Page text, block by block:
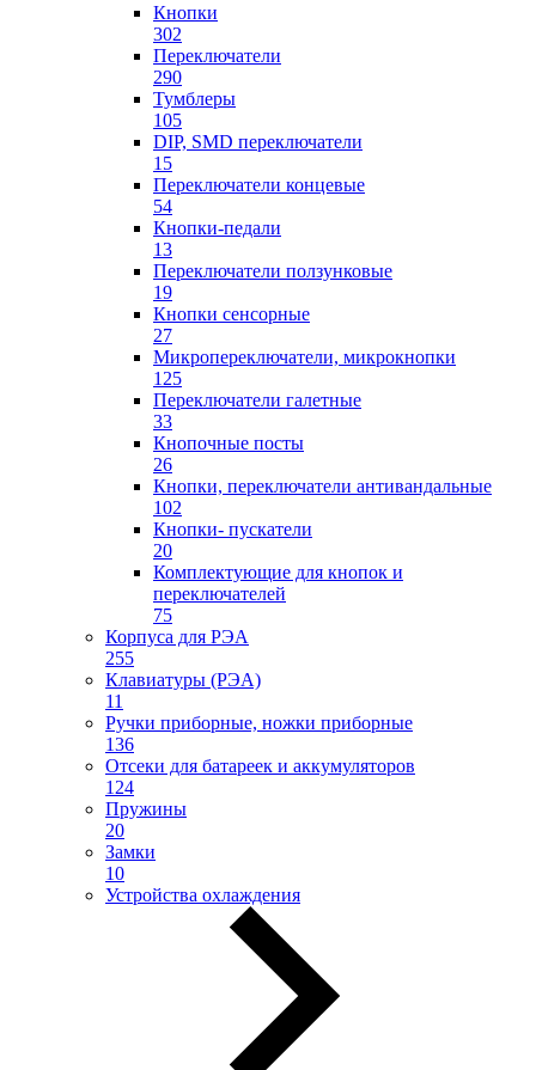
Кнопки
302
Переключатели
290
Тумблеры
105
DIP, SMD переключатели
15
Переключатели концевые
54
Кнопки-педали
13
Переключатели ползунковые
19
Кнопки сенсорные
27
Микропереключатели, микрокнопки
125
Переключатели галетные
33
Кнопочные посты
26
Кнопки, переключатели антивандальные
102
Кнопки- пускатели
20
Комплектующие для кнопок и
переключателей
75
Корпуса для РЭА
255
Клавиатуры (РЭА)
11
Ручки приборные, ножки приборные
136
Отсеки для батареек и аккумуляторов
124
Пружины
20
Замки
10
Устройства охлаждения